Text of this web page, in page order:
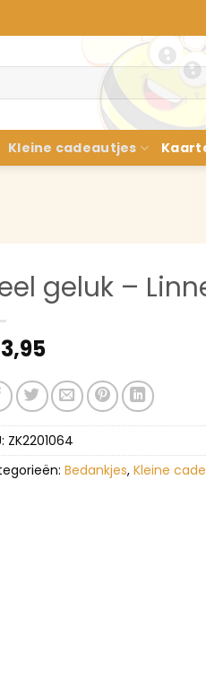
Kleine cadeautjes
geluk –
ZK2201064
Bedankjes, Kleine